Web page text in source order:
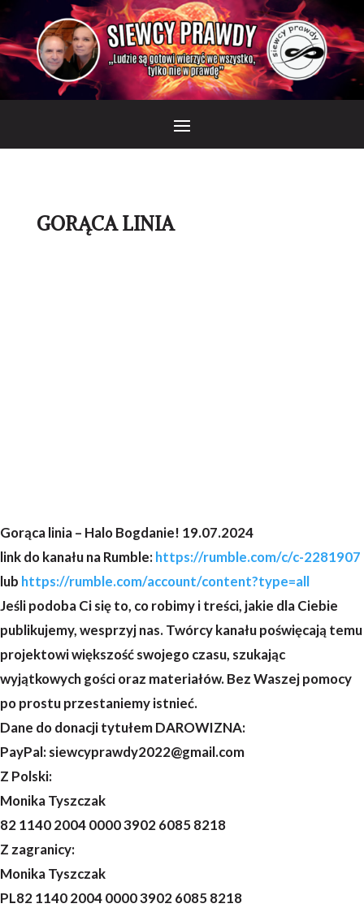
GORĄCA LINIA
Gorąca linia – Halo Bogdanie! 19.07.2024
link do kanału na Rumble: https://rumble.com/c/c-2281907
lub https://rumble.com/account/content?type=all
Jeśli podoba Ci się to, co robimy i treści, jakie dla Ciebie
publikujemy, wesprzyj nas. Twórcy kanału poświęcają temu
projektowi większość swojego czasu, szukając
wyjątkowych gości oraz materiałów. Bez Waszej pomocy
po prostu przestaniemy istnieć.
Dane do donacji tytułem DAROWIZNA:
PayPal: siewcyprawdy2022@gmail.com
Z Polski:
Monika Tyszczak
82 1140 2004 0000 3902 6085 8218
Z zagranicy:
Monika Tyszczak
PL82 1140 2004 0000 3902 6085 8218